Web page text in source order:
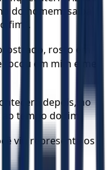
do homem, saiba
fim".
rosto em
em mim e me
depois, no
tempo do fim.
viu representa os